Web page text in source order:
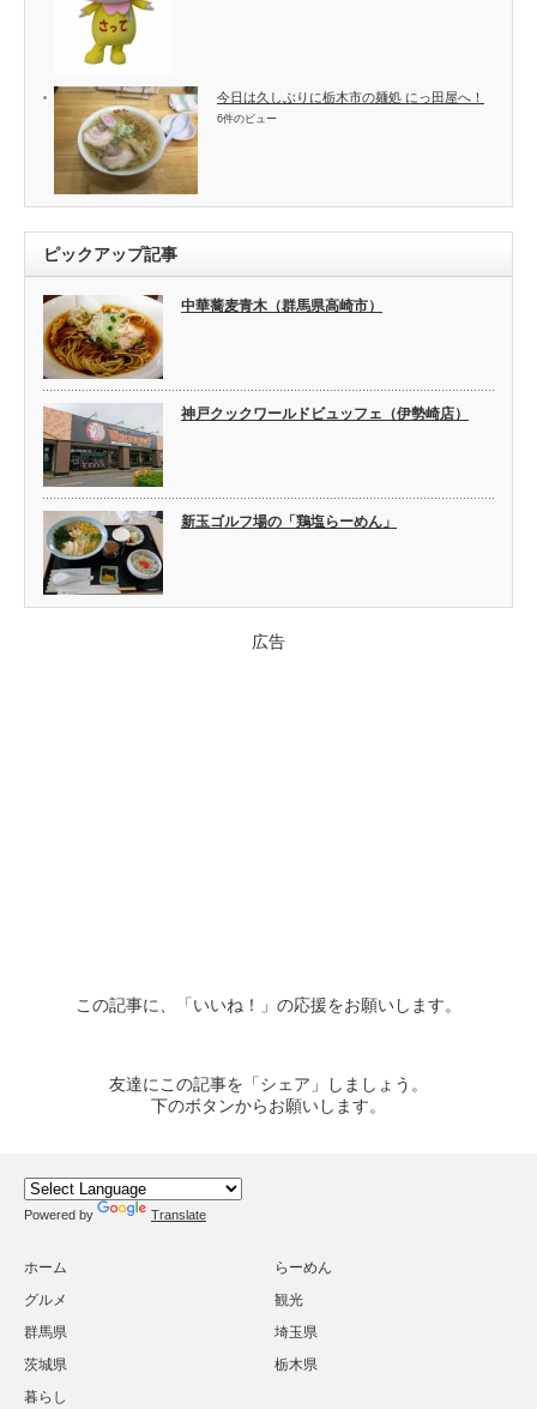
今日は久しぶりに栃木市の麺処 にっ田屋へ！
6件のビュー
ピックアップ記事
中華蕎麦青木（群馬県高崎市）
神戸クックワールドビュッフェ（伊勢崎店）
新玉ゴルフ場の「鶏塩らーめん」
広告
この記事に、「いいね！」の応援をお願いします。
友達にこの記事を「シェア」しましょう。
下のボタンからお願いします。
Powered by Translate
ホーム
らーめん
グルメ
観光
群馬県
埼玉県
茨城県
栃木県
暮らし